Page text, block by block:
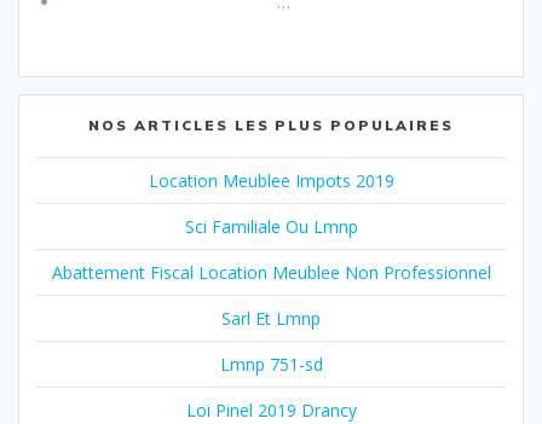
NOS ARTICLES LES PLUS POPULAIRES
Location Meublee Impots 2019
Sci Familiale Ou Lmnp
Abattement Fiscal Location Meublee Non Professionnel
Sarl Et Lmnp
Lmnp 751-sd
Loi Pinel 2019 Drancy